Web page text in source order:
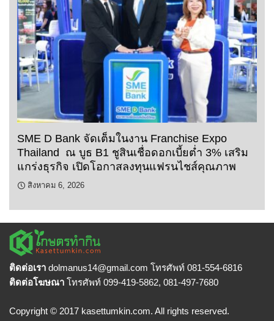
SME D Bank จัดเต็มในงาน Franchise Expo
Thailand ณ บูธ B1 ชูสินเชื่อดอกเบี้ยต่ำ 3% เสริม
แกร่งธุรกิจ เปิดโอกาสลงทุนแฟรนไชส์คุณภาพ
สิงหาคม 6, 2026
ติดต่อเรา dolmanus14@gmail.com โทรศัพท์ 081-554-6816
ติดต่อโฆษณา โทรศัพท์ 099-419-5862, 081-497-7680
Copyright © 2017 kasettumkin.com. All rights reserved.